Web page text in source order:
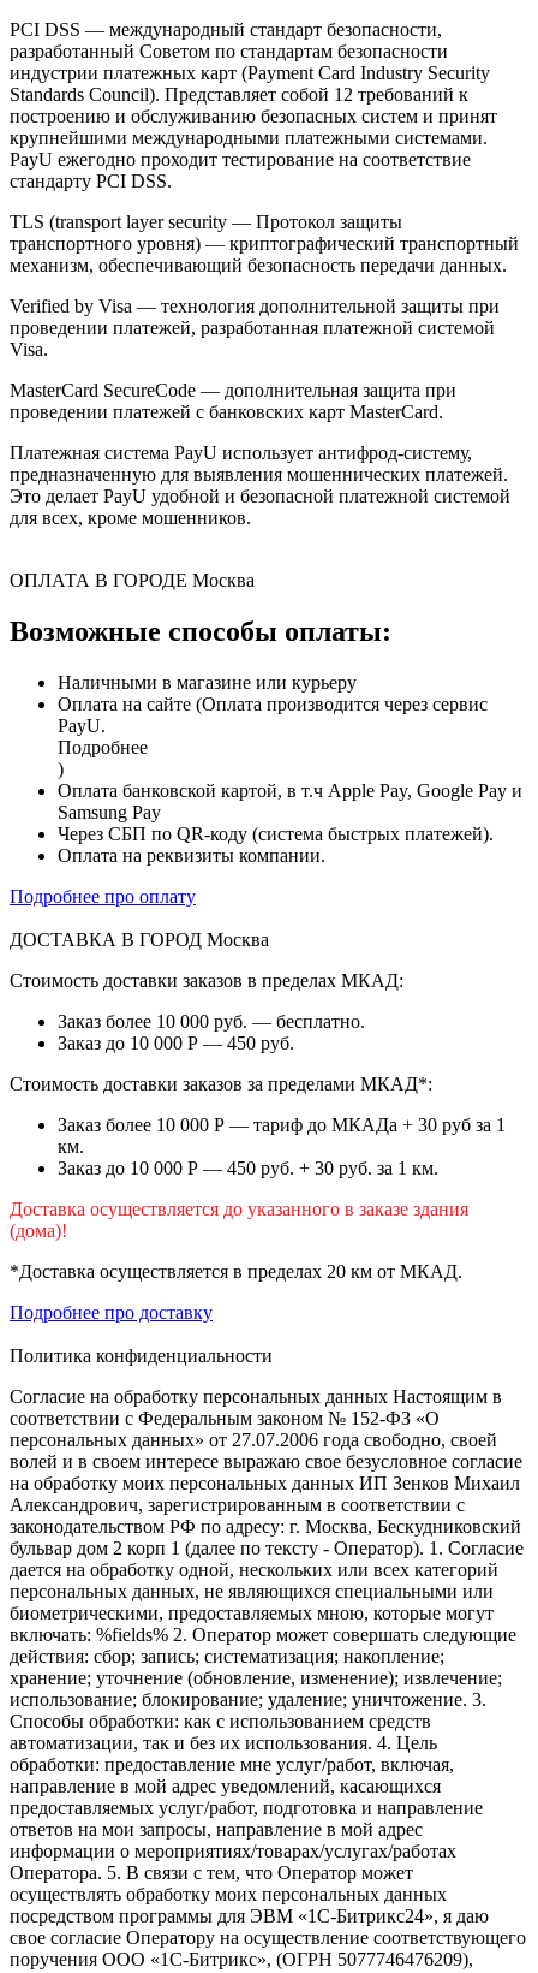
PCI DSS — международный стандарт безопасности,
разработанный Советом по стандартам безопасности
индустрии платежных карт (Payment Card Industry Security
Standards Council). Представляет собой 12 требований к
построению и обслуживанию безопасных систем и принят
крупнейшими международными платежными системами.
PayU ежегодно проходит тестирование на соответствие
стандарту PCI DSS.
TLS (transport layer security — Протокол защиты
транспортного уровня) — криптографический транспортный
механизм, обеспечивающий безопасность передачи данных.
Verified by Visa — технология дополнительной защиты при
проведении платежей, разработанная платежной системой
Visa.
MasterCard SecureCode — дополнительная защита при
проведении платежей с банковских карт MasterCard.
Платежная система PayU использует антифрод-систему,
предназначенную для выявления мошеннических платежей.
Это делает PayU удобной и безопасной платежной системой
для всех, кроме мошенников.
ОПЛАТА В ГОРОДЕ Москва
Возможные способы оплаты:
Наличными в магазине или курьеру
Оплата на сайте (Оплата производится через сервис
PayU.
Подробнее
)
Оплата банковской картой, в т.ч Apple Pay, Google Pay и
Samsung Pay
Через СБП по QR-коду (система быстрых платежей).
Оплата на реквизиты компании.
Подробнее про оплату
ДОСТАВКА В ГОРОД Москва
Стоимость доставки заказов в пределах МКАД:
Заказ более 10 000 руб. — бесплатно.
Заказ до 10 000 Р — 450 руб.
Стоимость доставки заказов за пределами МКАД*:
Заказ более 10 000 Р — тариф до МКАДа + 30 руб за 1
км.
Заказ до 10 000 Р — 450 руб. + 30 руб. за 1 км.
Доставка осуществляется до указанного в заказе здания
(дома)!
*Доставка осуществляется в пределах 20 км от МКАД.
Подробнее про доставку
Политика конфиденциальности
Согласие на обработку персональных данных Настоящим в
соответствии с Федеральным законом № 152-ФЗ «О
персональных данных» от 27.07.2006 года свободно, своей
волей и в своем интересе выражаю свое безусловное согласие
на обработку моих персональных данных ИП Зенков Михаил
Александрович, зарегистрированным в соответствии с
законодательством РФ по адресу: г. Москва, Бескудниковский
бульвар дом 2 корп 1 (далее по тексту - Оператор). 1. Согласие
дается на обработку одной, нескольких или всех категорий
персональных данных, не являющихся специальными или
биометрическими, предоставляемых мною, которые могут
включать: %fields% 2. Оператор может совершать следующие
действия: сбор; запись; систематизация; накопление;
хранение; уточнение (обновление, изменение); извлечение;
использование; блокирование; удаление; уничтожение. 3.
Способы обработки: как с использованием средств
автоматизации, так и без их использования. 4. Цель
обработки: предоставление мне услуг/работ, включая,
направление в мой адрес уведомлений, касающихся
предоставляемых услуг/работ, подготовка и направление
ответов на мои запросы, направление в мой адрес
информации о мероприятиях/товарах/услугах/работах
Оператора. 5. В связи с тем, что Оператор может
осуществлять обработку моих персональных данных
посредством программы для ЭВМ «1С-Битрикс24», я даю
свое согласие Оператору на осуществление соответствующего
поручения ООО «1С-Битрикс», (ОГРН 5077746476209),